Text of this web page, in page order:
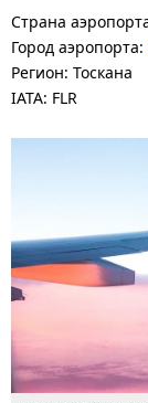
Страна
Город аэропорта:
Регион: Тоскана
IATA: FLR